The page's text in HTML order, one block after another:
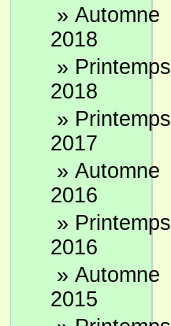
» Automne
2018
» Printemps
2018
» Printemps
2017
» Automne
2016
» Printemps
2016
» Automne
2015